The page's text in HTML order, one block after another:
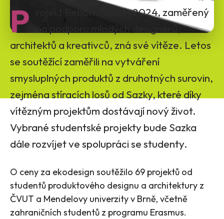
P
rojekt Reborn design 2024, zaměřený
na podporu mladých designérů,
architektů a kreativců, zná své vítěze. Letos
se soutěžící zaměřili na vytváření
smysluplných produktů z druhotných surovin,
zejména stíracích losů od Sazky, které díky
vítězným projektům dostávají nový život.
Vybrané studentské projekty bude Sazka
dále rozvíjet ve spolupráci se studenty.
O ceny za ekodesign soutěžilo 69 projektů od
studentů produktového designu a architektury z
ČVUT a Mendelovy univerzity v Brně, včetně
zahraničních studentů z programu Erasmus.